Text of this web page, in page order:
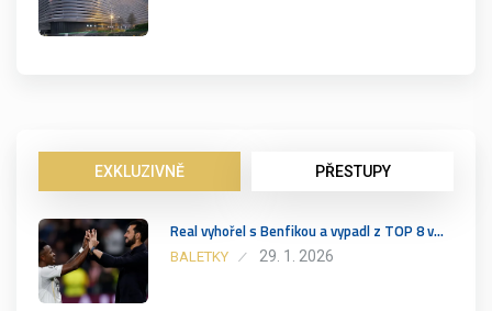
EXKLUZIVNĚ PŘESTUPY
Real vyhořel s Benfikou a vypadl z TOP 8 v…
BALETKY 29. 1. 2026